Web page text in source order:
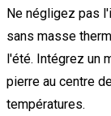
Ne négligez pas
sans masse
l'été. Intégrez un
pierre au centre
températures.